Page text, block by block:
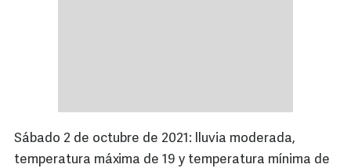
Sábado 2 de octubre de 2021: lluvia moderada,
temperatura máxima de 19 y temperatura mínima de